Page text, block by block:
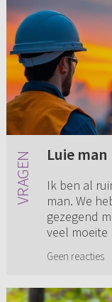
Luie man
Ik ben al
man. We
gezegend
veel moeite
Geen reacties